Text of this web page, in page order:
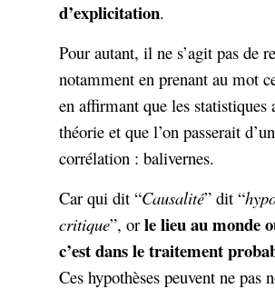
d’explicitation.
Pour autant, il ne s’agit pas de
notamment en prenant au mot
en affirmant que les
théorie et que l’on passerait
corrélation : balivernes.
Car qui dit “Causalité” dit “
critique”, or le lieu au monde
c’est dans le traitement
Ces hypothèses peuvent ne pas